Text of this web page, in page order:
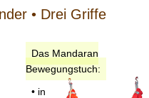
• Drei Griffe
Das Mandaran
Bewegungstuch:
• in